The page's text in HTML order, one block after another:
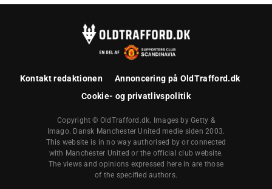
Kontakt redaktionen
Annoncering på OldTrafford.dk
Cookie- og privatlivspolitik
Copyright © OldTrafford.dk. Images by Getty &
Imago. Dansk Manchester United medie siden 2003.
This website is in no way authorised by or connected
with Manchester United or the official club website.
The views and opinions expressed here in are those
of the specified authors.